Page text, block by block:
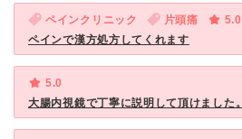
ペインクリニック 片頭痛
5.0
ペインで漢方処方してくれます
5.0
大腸内視鏡で丁寧に説明して頂けました。